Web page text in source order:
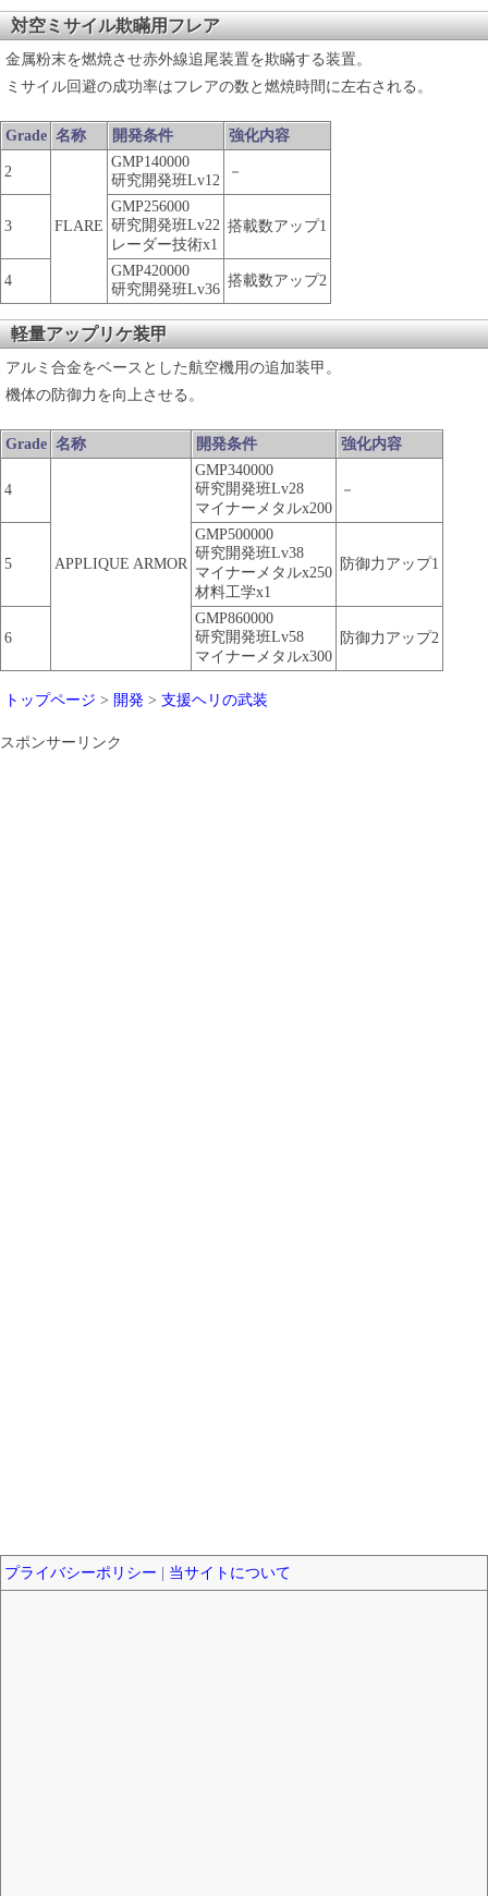
対空ミサイル欺瞞用フレア
金属粉末を燃焼させ赤外線追尾装置を欺瞞する装置。
ミサイル回避の成功率はフレアの数と燃焼時間に左右される。
Grade 名称 開発条件 強化内容
2
FLARE
GMP140000
研究開発班Lv12
－
3
GMP256000
研究開発班Lv22
レーダー技術x1
搭載数アップ1
4
GMP420000
研究開発班Lv36
搭載数アップ2
軽量アップリケ装甲
アルミ合金をベースとした航空機用の追加装甲。
機体の防御力を向上させる。
Grade 名称 開発条件 強化内容
4
APPLIQUE ARMOR
GMP340000
研究開発班Lv28
マイナーメタルx200
－
5
GMP500000
研究開発班Lv38
マイナーメタルx250
材料工学x1
防御力アップ1
6
GMP860000
研究開発班Lv58
マイナーメタルx300
防御力アップ2
トップページ > 開発 > 支援ヘリの武装
スポンサーリンク
プライバシーポリシー 当サイトについて